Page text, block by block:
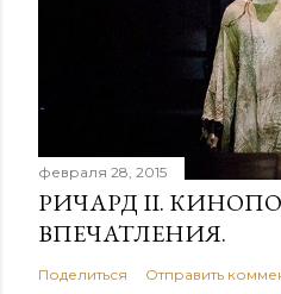
февраля 28, 2015
РИЧАРД II.
ВПЕЧАТЛЕНИЯ.
Поделиться Отправить